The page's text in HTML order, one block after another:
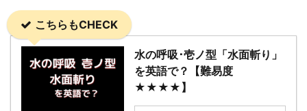
こちらもCHECK
水の呼吸･壱ノ型「水面斬り」
を英語で？【難易度
★★★★】